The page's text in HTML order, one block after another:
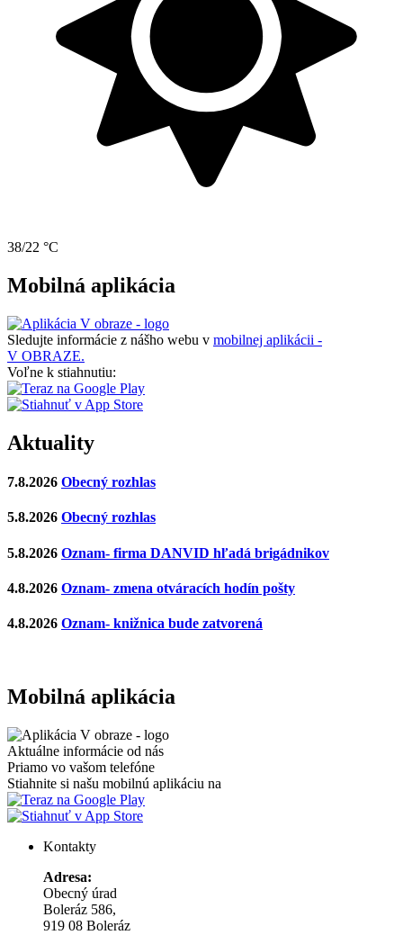
38/22 °C
Mobilná aplikácia
Sledujte informácie z nášho webu v mobilnej aplikácii -
V OBRAZE.
Voľne k stiahnutiu:
Aktuality
7.8.2026 Obecný rozhlas
5.8.2026 Obecný rozhlas
5.8.2026 Oznam- firma DANVID hľadá brigádnikov
4.8.2026 Oznam- zmena otváracích hodín pošty
4.8.2026 Oznam- knižnica bude zatvorená
Mobilná aplikácia
Aktuálne informácie od nás
Priamo vo vašom telefóne
Stiahnite si našu mobilnú aplikáciu na
Kontakty
Adresa:
Obecný úrad
Boleráz 586,
919 08 Boleráz